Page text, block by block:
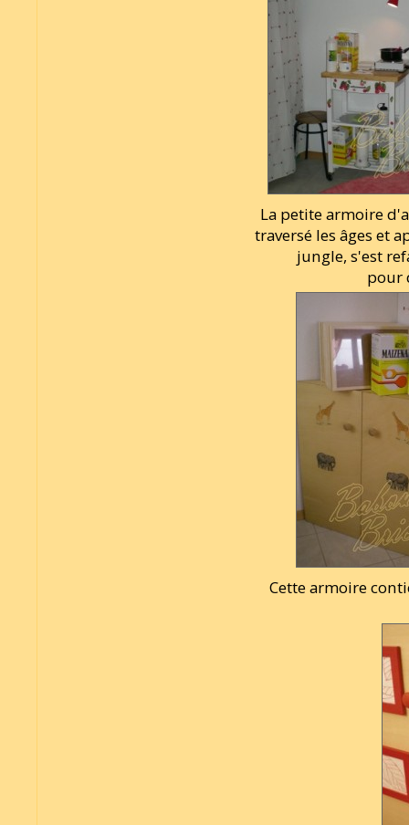
La petite armoire
traversé les âges et
jungle, s'est
pour
Cette armoire